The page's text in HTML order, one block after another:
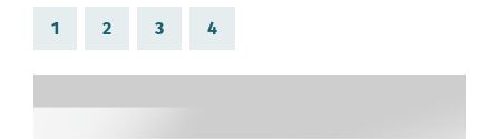
1 2 3 4